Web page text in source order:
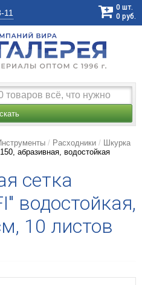
11
0 шт.
0 руб.
Расходники
Шкурка
абразивная, водостойкая
сетка
водостойкая,
10 листов